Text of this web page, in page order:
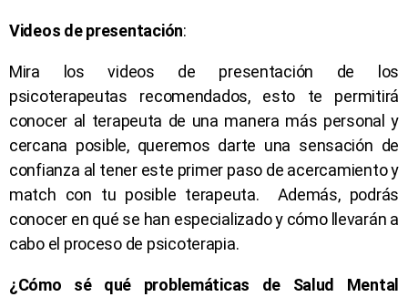
Videos de presentación:
Mira los videos de presentación de los
psicoterapeutas recomendados, esto te permitirá
conocer al terapeuta de una manera más personal y
cercana posible, queremos darte una sensación de
confianza al tener este primer paso de acercamiento y
match con tu posible terapeuta. Además, podrás
conocer en qué se han especializado y cómo llevarán a
cabo el proceso de psicoterapia.
¿Cómo sé qué problemáticas de Salud Mental